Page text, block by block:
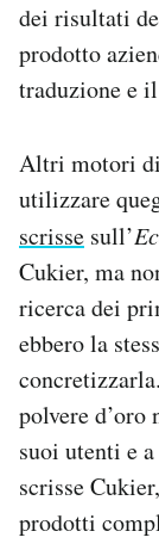
dei risultati
prodotto
traduzione e
Altri motori di
utilizzare
scrisse sull’
Cukier, ma
ricerca dei
ebbero la
polvere
suoi utenti e
scrisse
prodotti